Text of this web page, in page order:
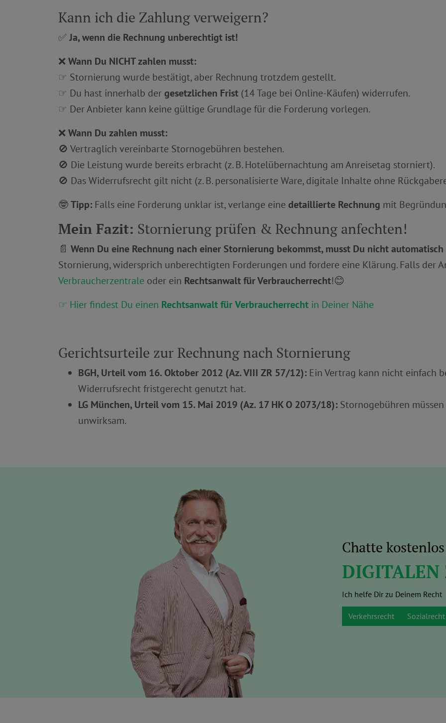
Kann ich die Zahlung verweigern?
✅ Ja, wenn die Rechnung unberechtigt ist!
❌Wann Du NICHT zahlen musst:
☞ Stornierung wurde bestätigt, aber Rechnung trotzdem gestellt.
☞ Du hast innerhalb dergesetzlichen Frist (14 Tage bei Online-Käufen) widerrufen.
☞ Der Anbieter kann keine gültige Grundlage für die Forderung vorlegen.
❌Wann Du zahlen musst:
🚫 Vertraglich vereinbarte Stornogebühren bestehen.
🚫 Die Leistung wurde bereits erbracht (z. B. Hotelübernachtung am Anreisetag storniert).
🚫 Das Widerrufsrecht gilt nicht (z. B. personalisierte Ware, digitale Inhalte ohne
🤓Tipp: Falls eine Forderung unklar ist, verlange eine detaillierte Rechnung mit
Mein Fazit: Stornierung prüfen & Rechnung anfechten!
📄 Wenn Du eine Rechnung nach einer Stornierung bekommst, musst Du nicht
Stornierung, widersprich unberechtigten Forderungen und fordere eine Klärung. Falls der
Verbraucherzentrale oder ein Rechtsanwalt für Verbraucherrecht!😊
☞ Hier findest Du einen Rechtsanwalt fürVerbraucherrecht in Deiner Nähe
Gerichtsurteile zur Rechnung nach Stornierung
BGH, Urteil vom 16. Oktober 2012 (Az. VIII ZR 57/12): Ein Vertrag kann nicht einfach
Widerrufsrecht fristgerecht genutzt hat.
LG München, Urteil vom 15. Mai 2019 (Az. 17 HK O 2073/18): Stornogebühren
unwirksam.
Chatte
Ich helfe Dir zu Deinem Recht
Verkehrsrecht Sozialrecht